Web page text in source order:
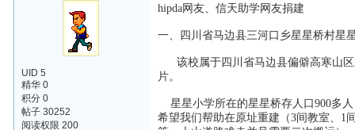
UID 5
精华 0
积分 0
帖子 30252
阅读权限 200
hipda网友、信天助学网友捐建
一、四川省马边县三河口乡星星桥村星
该校属于四川省马边县偏僻高寒山区
片。
星星小学所在的星星桥存人口900多
希望我们帮助在原址重建（3间教室、1